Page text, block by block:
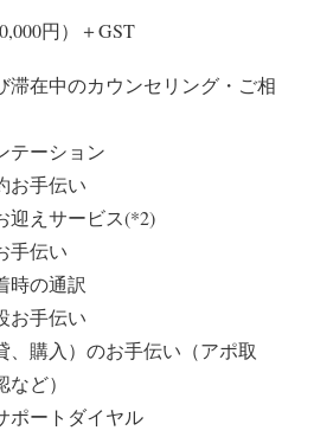
円）＋GST
滞在中のカウンセリング・ご相
テーション
お手伝い
迎えサービス(*2)
手伝い
時の通訳
お手伝い
、購入）のお手伝い（アポ取
ど）
ポートダイヤル